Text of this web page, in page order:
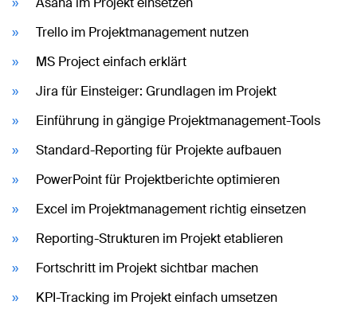
Trello im Projektmanagement nutzen
MS Project einfach erklärt
Jira für Einsteiger: Grundlagen im Projekt
Einführung in gängige Projektmanagement-Tools
Standard-Reporting für Projekte aufbauen
PowerPoint für Projektberichte optimieren
Excel im Projektmanagement richtig einsetzen
Reporting-Strukturen im Projekt etablieren
Fortschritt im Projekt sichtbar machen
KPI-Tracking im Projekt einfach umsetzen